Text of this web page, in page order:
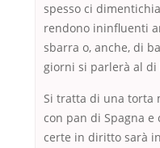
spesso ci
rendono ininfluenti
sbarra o, anche, di
giorni si parlerà al
Si tratta di una torta
con pan di Spagna e
certe in diritto sarà